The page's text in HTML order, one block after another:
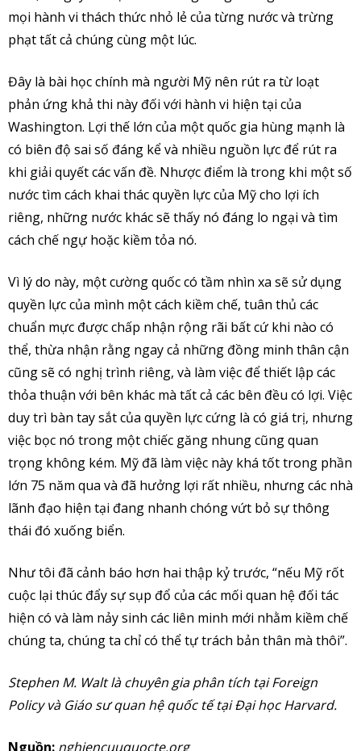
mọi hành vi thách thức nhỏ lẻ của từng nước và trừng
phạt tất cả chúng cùng một lúc.
Đây là bài học chính mà người Mỹ nên rút ra từ loạt
phản ứng khả thi này đối với hành vi hiện tại của
Washington. Lợi thế lớn của một quốc gia hùng mạnh là
có biên độ sai số đáng kể và nhiều nguồn lực để rút ra
khi giải quyết các vấn đề. Nhược điểm là trong khi một số
nước tìm cách khai thác quyền lực của Mỹ cho lợi ích
riêng, những nước khác sẽ thấy nó đáng lo ngại và tìm
cách chế ngự hoặc kiềm tỏa nó.
Vì lý do này, một cường quốc có tầm nhìn xa sẽ sử dụng
quyền lực của mình một cách kiềm chế, tuân thủ các
chuẩn mực được chấp nhận rộng rãi bất cứ khi nào có
thể, thừa nhận rằng ngay cả những đồng minh thân cận
cũng sẽ có nghị trình riêng, và làm việc để thiết lập các
thỏa thuận với bên khác mà tất cả các bên đều có lợi. Việc
duy trì bàn tay sắt của quyền lực cứng là có giá trị, nhưng
việc bọc nó trong một chiếc găng nhung cũng quan
trọng không kém. Mỹ đã làm việc này khá tốt trong phần
lớn 75 năm qua và đã hưởng lợi rất nhiều, nhưng các nhà
lãnh đạo hiện tại đang nhanh chóng vứt bỏ sự thông
thái đó xuống biển.
Như tôi đã cảnh báo hơn hai thập kỷ trước, “nếu Mỹ rốt
cuộc lại thúc đẩy sự sụp đổ của các mối quan hệ đối tác
hiện có và làm nảy sinh các liên minh mới nhằm kiềm chế
chúng ta, chúng ta chỉ có thể tự trách bản thân mà thôi”.
Stephen M. Walt là chuyên gia phân tích tại Foreign
Policy và Giáo sư quan hệ quốc tế tại Đại học Harvard.
Nguồn: nghiencuuquocte.org